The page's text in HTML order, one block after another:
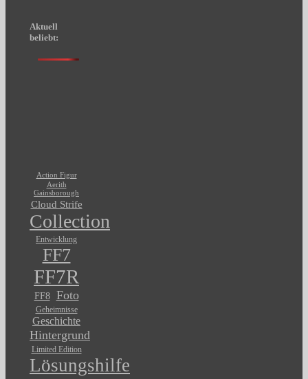
Aktuell
beliebt:
Action Figur
Aerith
Gainsborough
Cloud Strife
Collection
Entwicklung
FF7
FF7R
FF8 Foto
Geheimnisse
Geschichte
Hintergrund
Limited Edition
Lösungshilfe